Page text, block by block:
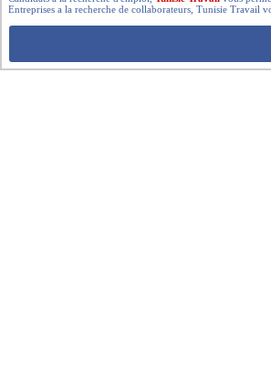
Entreprises a la recherche de collaborateurs, Tunisie Travail